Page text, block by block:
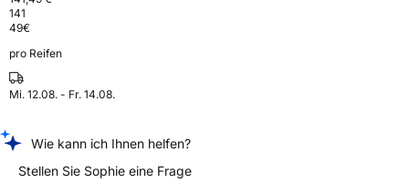
141
49€
pro Reifen
Mi. 12.08. - Fr. 14.08.
Wie kann ich Ihnen helfen?
Stellen Sie Sophie eine Frage